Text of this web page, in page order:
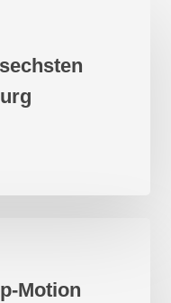
Motion